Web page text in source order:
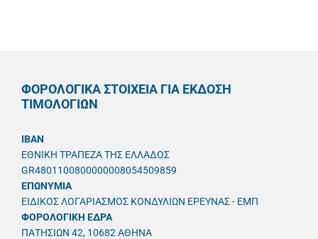
ΦΟΡΟΛΟΓΙΚΑ ΣΤΟΙΧΕΙΑ ΓΙΑ ΕΚΔΟΣΗ
ΤΙΜΟΛΟΓΙΩΝ
IBAN
ΕΘΝΙΚΗ ΤΡΑΠΕΖΑ ΤΗΣ ΕΛΛΑΔΟΣ
GR4801100800000008054509859
ΕΠΩΝΥΜΙΑ
ΕΙΔΙΚΟΣ ΛΟΓΑΡΙΑΣΜΟΣ ΚΟΝΔΥΛΙΩΝ ΕΡΕΥΝΑΣ - ΕΜΠ
ΦΟΡΟΛΟΓΙΚΗ ΕΔΡΑ
ΠΑΤΗΣΙΩΝ 42, 10682 ΑΘΗΝΑ